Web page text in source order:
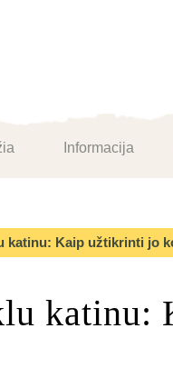
Informacija
katinu: Kaip užtikrinti jo